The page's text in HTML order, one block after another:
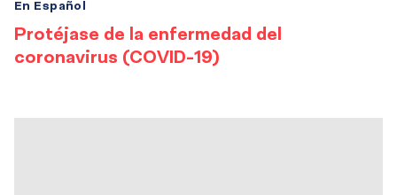
Protéjase de la enfermedad del
coronavirus (COVID-19)
En Español